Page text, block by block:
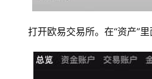
打开欧易交易所。在“资产”里